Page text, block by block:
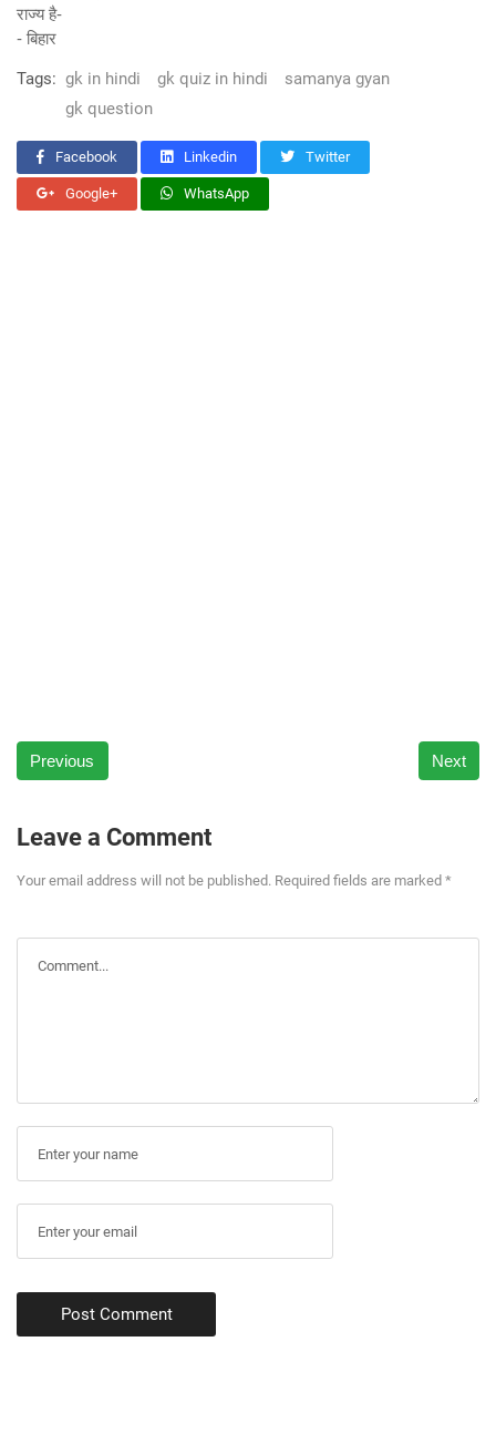
राज्य है-
- बिहार
Tags: gk in hindi gk quiz in hindi
samanya gyan
gk question
Facebook Linkedin Twitter
Google+ WhatsApp
Previous Next
Leave a Comment
Your email address will not be published. Required fields are marked *
Post Comment